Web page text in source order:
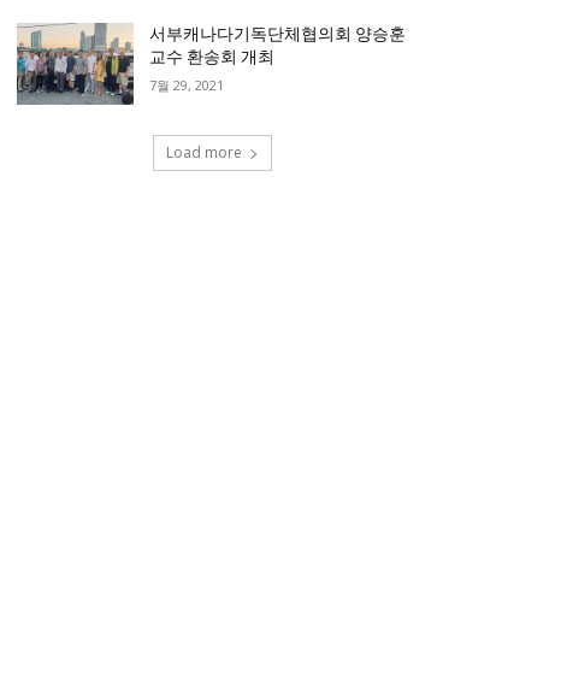
서부캐나다기독단체협의회 양승훈
교수 환송회 개최
7월 29, 2021
Load more